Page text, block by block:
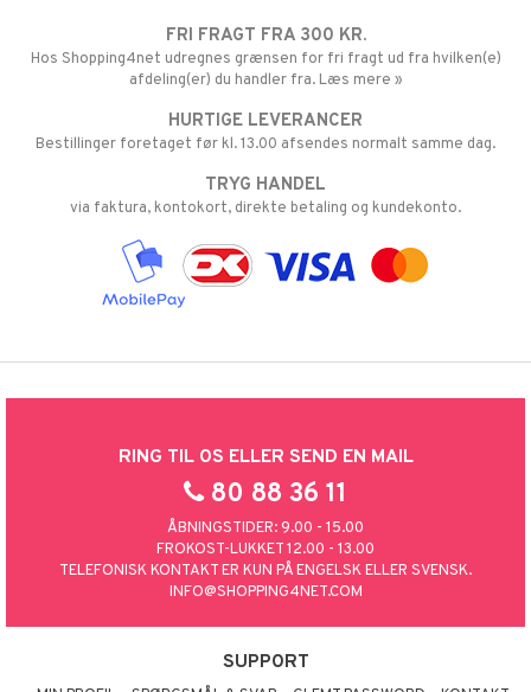
FRI FRAGT FRA 300 KR.
Hos Shopping4net udregnes grænsen for fri fragt ud fra hvilken(e)
afdeling(er) du handler fra. Læs mere »
HURTIGE LEVERANCER
Bestillinger foretaget før kl. 13.00 afsendes normalt samme dag.
TRYG HANDEL
via faktura, kontokort, direkte betaling og kundekonto.
RING TIL OS ELLER SEND EN MAIL
80 88 36 11
ÅBNINGSTIDER: 9.00 - 15.00
FROKOST-LUKKET 12.00 - 13.00
TELEFONISK KONTAKT ER KUN PÅ ENGELSK ELLER SVENSK.
INFO@SHOPPING4NET.COM
SUPPORT